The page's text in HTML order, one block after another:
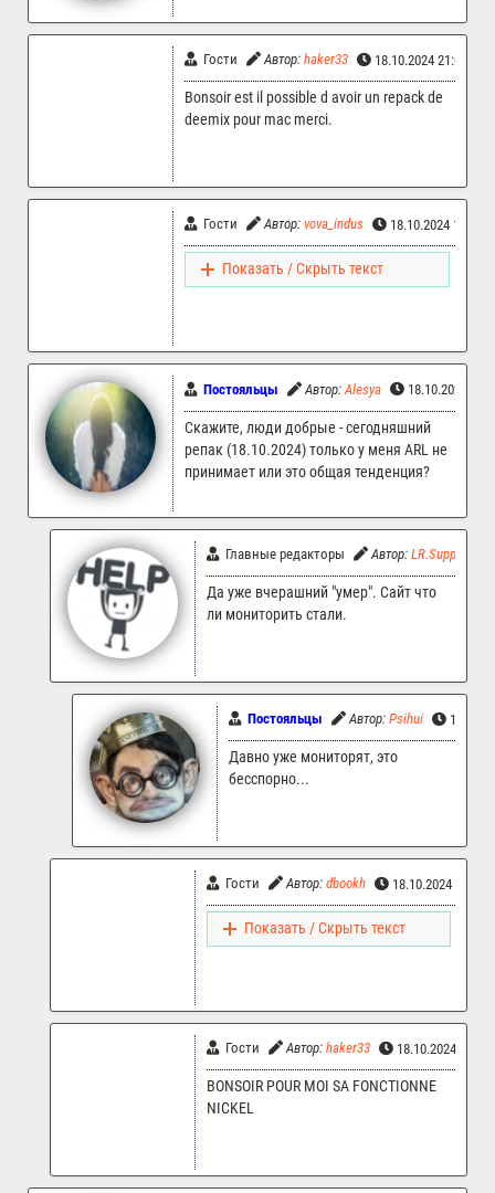
Гости Автор: haker33 18.10.2024 21:02
Bonsoir est il possible d avoir un repack de
deemix pour mac merci.
Гости Автор: vova_indus 18.10.2024 18:27
Показать / Скрыть текст
Постояльцы Автор: Alesya 18.10.2024
Скажите, люди добрые - сегодняшний
репак (18.10.2024) только у меня ARL не
принимает или это общая тенденция?
Главные редакторы Автор: LR.Support
Да уже вчерашний "умер". Сайт что
ли мониторить стали.
Постояльцы Автор: Psihui
Давно уже мониторят, это
бесспорно...
Гости Автор: dbookh 18.10.2024 15:13
Показать / Скрыть текст
Гости Автор: haker33 18.10.2024 21:04
BONSOIR POUR MOI SA FONCTIONNE
NICKEL